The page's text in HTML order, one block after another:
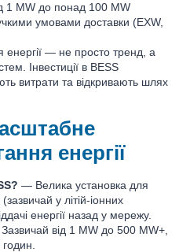
1 MW до понад 100 MW
умовами доставки (EXW,
енергії — не просто тренд, а
Інвестиції в BESS
витрати та відкривають шлях
енергії
— Велика установка для
у літій-іонних
енергії назад у мережу.
від 1 MW до 500 MW+,